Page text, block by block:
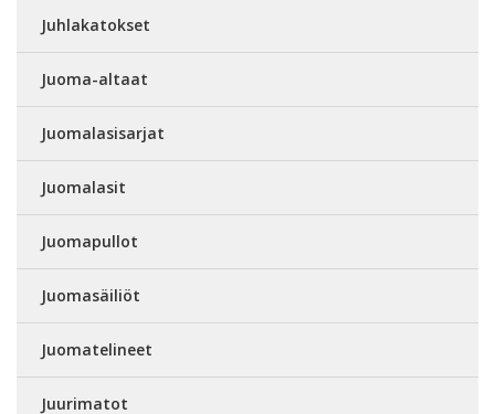
Juhlakatokset
Juoma-altaat
Juomalasisarjat
Juomalasit
Juomapullot
Juomasäiliöt
Juomatelineet
Juurimatot